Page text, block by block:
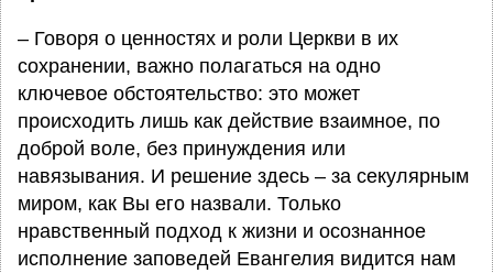
– Говоря о ценностях и роли Церкви в их
сохранении, важно полагаться на одно
ключевое обстоятельство: это может
происходить лишь как действие взаимное, по
доброй воле, без принуждения или
навязывания. И решение здесь – за секулярным
миром, как Вы его назвали. Только
нравственный подход к жизни и осознанное
исполнение заповедей Евангелия видится нам